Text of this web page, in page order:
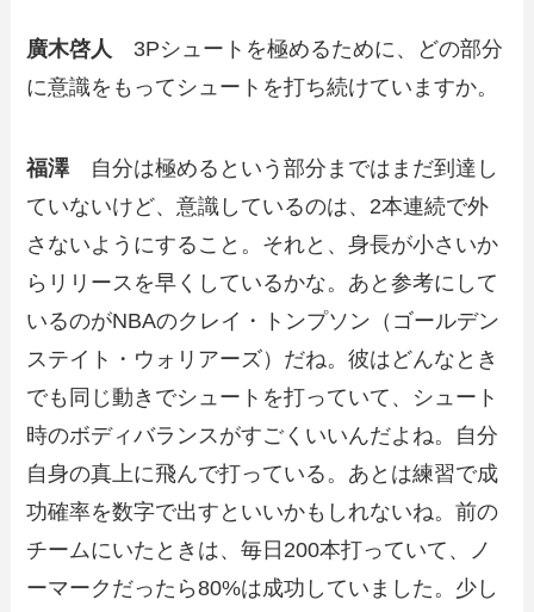
廣木啓人
3Pシュートを極めるために、どの部分
に意識をもってシュートを打ち続けていますか。
福澤 自分は極めるという部分まではまだ到達し
ていないけど、意識しているのは、2本連続で外
さないようにすること。それと、身長が小さいか
らリリースを早くしているかな。あと参考にして
いるのがNBAのクレイ・トンプソン（ゴールデン
ステイト・ウォリアーズ）だね。彼はどんなとき
でも同じ動きでシュートを打っていて、シュート
時のボディバランスがすごくいいんだよね。自分
自身の真上に飛んで打っている。あとは練習で成
功確率を数字で出すといいかもしれないね。前の
チームにいたときは、毎日200本打っていて、ノ
ーマークだったら80%は成功していました。少し